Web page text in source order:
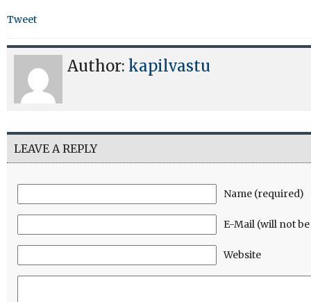
Tweet
Author: kapilvastu
LEAVE A REPLY
Name (required)
E-Mail (will not
Website